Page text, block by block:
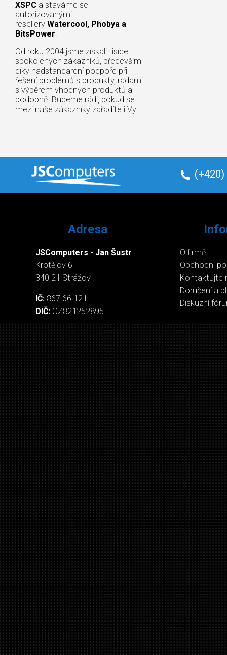
XSPC a stáváme se
autorizovanými
resellery Watercool, Phobya a
BitsPower.
Od roku 2004 jsme získali tisíce
spokojených zákazníků, především
díky nadstandardní podpoře při
řešení problémů s produkty, radami
s výběrem vhodných produktů a
podobně. Budeme rádi, pokud se
mezi naše zákazníky zařadíte i Vy.
(+420)
Adresa
JSComputers - Jan Šustr
Krotějov 6
340 21 Strážov
IČ: 867 66 121
DIČ: CZ821252895
O firmě
Obchodní
Kontaktujte
Doručení a
Diskuzní